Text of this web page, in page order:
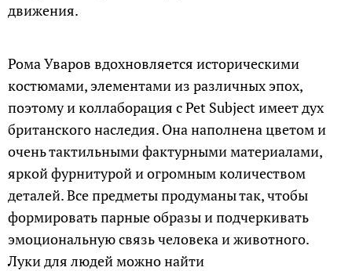
движения.
Рома Уваров вдохновляется историческими
костюмами, элементами из различных эпох,
поэтому и коллаборация с Pet Subject имеет дух
британского наследия. Она наполнена цветом и
очень тактильными фактурными материалами,
яркой фурнитурой и огромным количеством
деталей. Все предметы продуманы так, чтобы
формировать парные образы и подчеркивать
эмоциональную связь человека и животного.
Луки для людей можно найти